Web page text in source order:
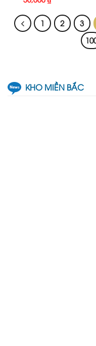
1 2 3
KHO MIỀN BẮC